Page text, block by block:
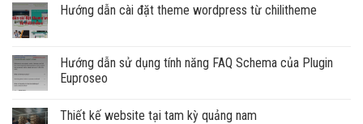
Hướng dẫn cài đặt theme wordpress từ chilitheme
Hướng dẫn sử dụng tính năng FAQ Schema của Plugin
Euproseo
Thiết kế website tại tam kỳ quảng nam